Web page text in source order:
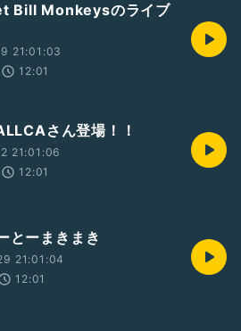
Bill Monkeysのライブ
21:01:03
12:01
さん登場！！
21:01:06
12:01
とーまきまき
21:01:04
12:01